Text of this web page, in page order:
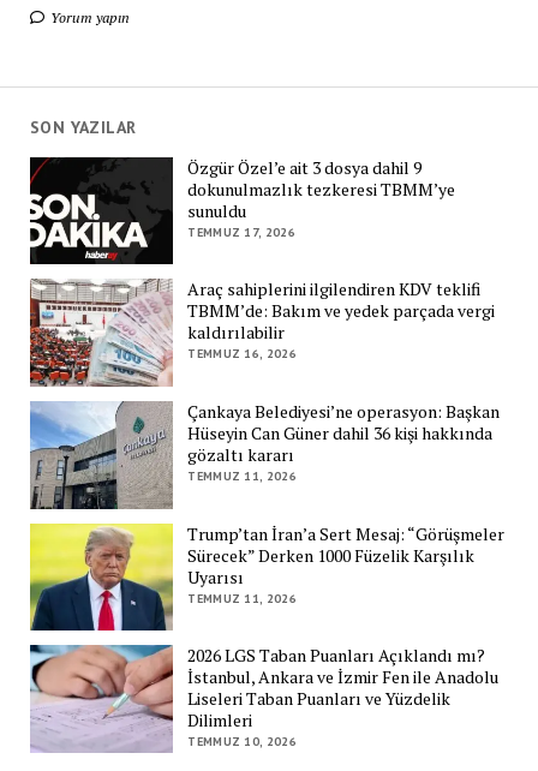
Yorum yapın
SON YAZILAR
Özgür Özel’e ait 3 dosya dahil 9
dokunulmazlık tezkeresi TBMM’ye
sunuldu
TEMMUZ 17, 2026
Araç sahiplerini ilgilendiren KDV teklifi
TBMM’de: Bakım ve yedek parçada vergi
kaldırılabilir
TEMMUZ 16, 2026
Çankaya Belediyesi’ne operasyon: Başkan
Hüseyin Can Güner dahil 36 kişi hakkında
gözaltı kararı
TEMMUZ 11, 2026
Trump’tan İran’a Sert Mesaj: “Görüşmeler
Sürecek” Derken 1000 Füzelik Karşılık
Uyarısı
TEMMUZ 11, 2026
2026 LGS Taban Puanları Açıklandı mı?
İstanbul, Ankara ve İzmir Fen ile Anadolu
Liseleri Taban Puanları ve Yüzdelik
Dilimleri
TEMMUZ 10, 2026